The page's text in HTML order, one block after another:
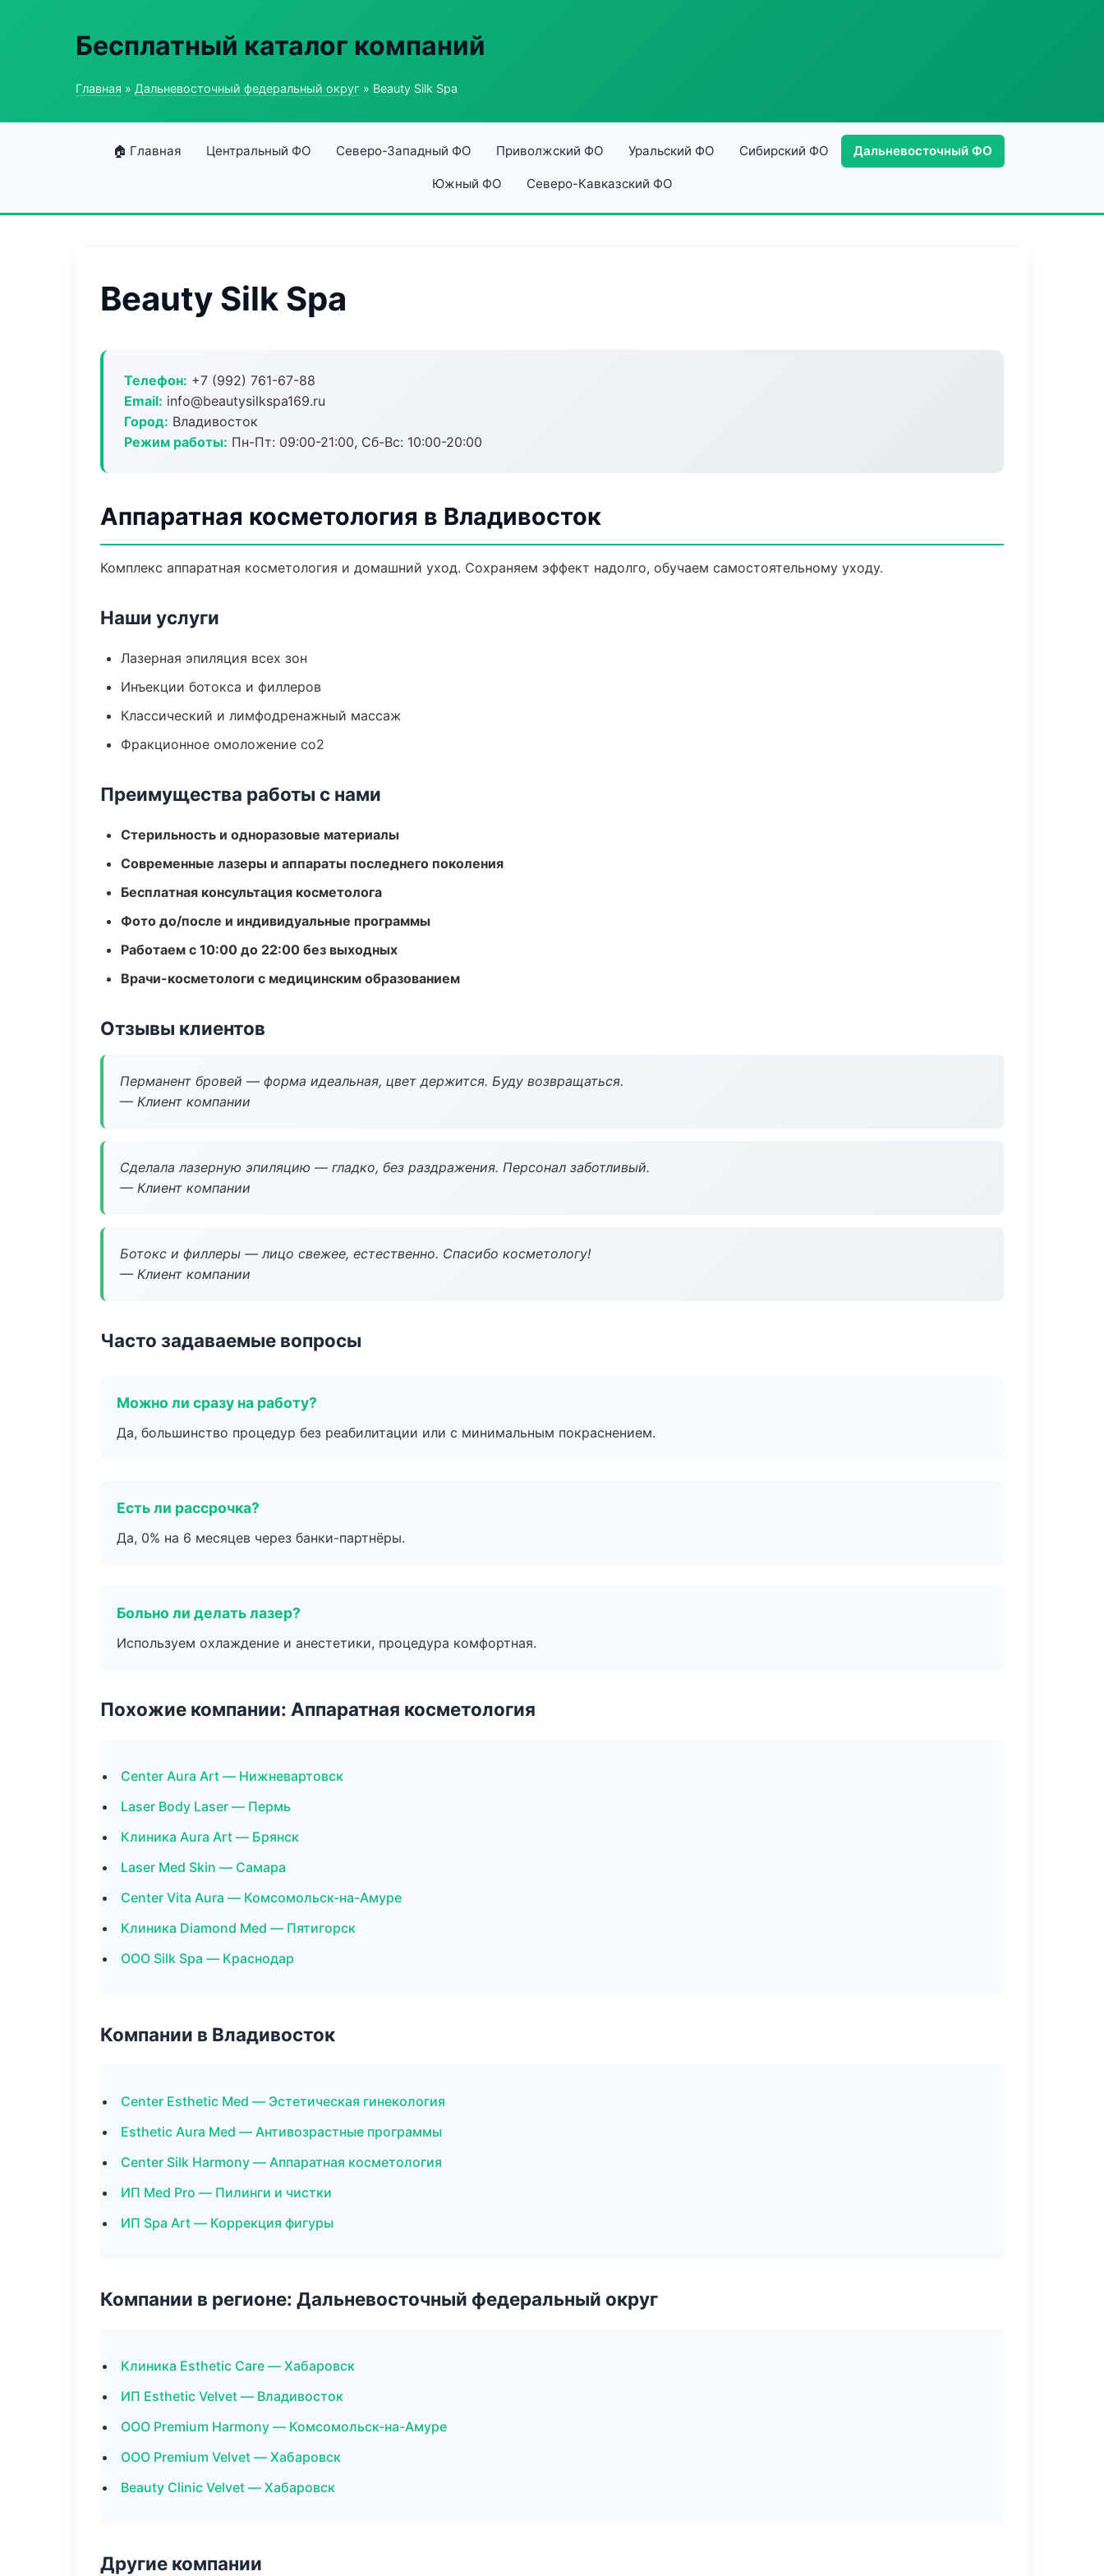
Бесплатный каталог компаний
Главная » Дальневосточный федеральный округ » Beauty Silk Spa
🏠 Главная Центральный ФО Северо-Западный ФО Приволжский ФО Уральский ФО Сибирский ФО Дальневосточный ФО
Южный ФО Северо-Кавказский ФО
Beauty Silk Spa
Телефон: +7 (992) 761-67-88
Email: info@beautysilkspa169.ru
Город: Владивосток
Режим работы: Пн-Пт: 09:00-21:00, Сб-Вс: 10:00-20:00
Аппаратная косметология в Владивосток
Комплекс аппаратная косметология и домашний уход. Сохраняем эффект надолго, обучаем самостоятельному уходу.
Наши услуги
Лазерная эпиляция всех зон
Инъекции ботокса и филлеров
Классический и лимфодренажный массаж
Фракционное омоложение co2
Преимущества работы с нами
Стерильность и одноразовые материалы
Современные лазеры и аппараты последнего поколения
Бесплатная консультация косметолога
Фото до/после и индивидуальные программы
Работаем с 10:00 до 22:00 без выходных
Врачи-косметологи с медицинским образованием
Отзывы клиентов
Перманент бровей — форма идеальная, цвет держится. Буду возвращаться.
— Клиент компании
Сделала лазерную эпиляцию — гладко, без раздражения. Персонал заботливый.
— Клиент компании
Ботокс и филлеры — лицо свежее, естественно. Спасибо косметологу!
— Клиент компании
Часто задаваемые вопросы
Можно ли сразу на работу?
Да, большинство процедур без реабилитации или с минимальным покраснением.
Есть ли рассрочка?
Да, 0% на 6 месяцев через банки-партнёры.
Больно ли делать лазер?
Используем охлаждение и анестетики, процедура комфортная.
Похожие компании: Аппаратная косметология
Center Aura Art — Нижневартовск
Laser Body Laser — Пермь
Клиника Aura Art — Брянск
Laser Med Skin — Самара
Center Vita Aura — Комсомольск-на-Амуре
Клиника Diamond Med — Пятигорск
ООО Silk Spa — Краснодар
Компании в Владивосток
Center Esthetic Med — Эстетическая гинекология
Esthetic Aura Med — Антивозрастные программы
Center Silk Harmony — Аппаратная косметология
ИП Med Pro — Пилинги и чистки
ИП Spa Art — Коррекция фигуры
Компании в регионе: Дальневосточный федеральный округ
Клиника Esthetic Care — Хабаровск
ИП Esthetic Velvet — Владивосток
ООО Premium Harmony — Комсомольск-на-Амуре
ООО Premium Velvet — Хабаровск
Beauty Clinic Velvet — Хабаровск
Другие компании